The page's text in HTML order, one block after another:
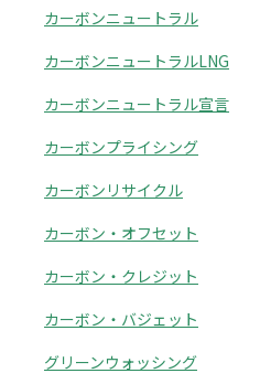
カーボンニュートラル
カーボンニュートラルLNG
カーボンニュートラル宣言
カーボンプライシング
カーボンリサイクル
カーボン・オフセット
カーボン・クレジット
カーボン・バジェット
グリーンウォッシング